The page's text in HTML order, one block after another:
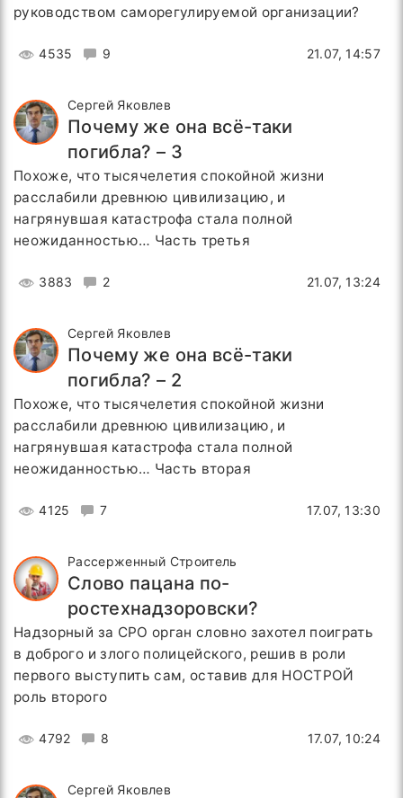
руководством саморегулируемой организации?
4535 9 21.07, 14:57
Сергей Яковлев
Почему же она всё-таки
погибла? – 3
Похоже, что тысячелетия спокойной жизни
расслабили древнюю цивилизацию, и
нагрянувшая катастрофа стала полной
неожиданностью… Часть третья
3883 2 21.07, 13:24
Сергей Яковлев
Почему же она всё-таки
погибла? – 2
Похоже, что тысячелетия спокойной жизни
расслабили древнюю цивилизацию, и
нагрянувшая катастрофа стала полной
неожиданностью… Часть вторая
4125 7 17.07, 13:30
Рассерженный Строитель
Слово пацана по-
ростехнадзоровски?
Надзорный за СРО орган словно захотел поиграть
в доброго и злого полицейского, решив в роли
первого выступить сам, оставив для НОСТРОЙ
роль второго
4792 8 17.07, 10:24
Сергей Яковлев